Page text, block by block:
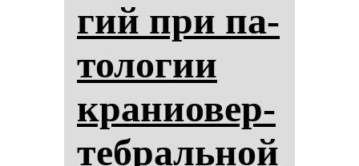
гий при па­
то­ло­гии
кра­ни­овер­
теб­раль­ной